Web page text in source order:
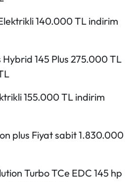
140.000 TL indirim
145 Plus 275.000 TL
155.000 TL indirim
plus Fiyat sabit 1.830.000
Turbo TCe EDC 145 hp